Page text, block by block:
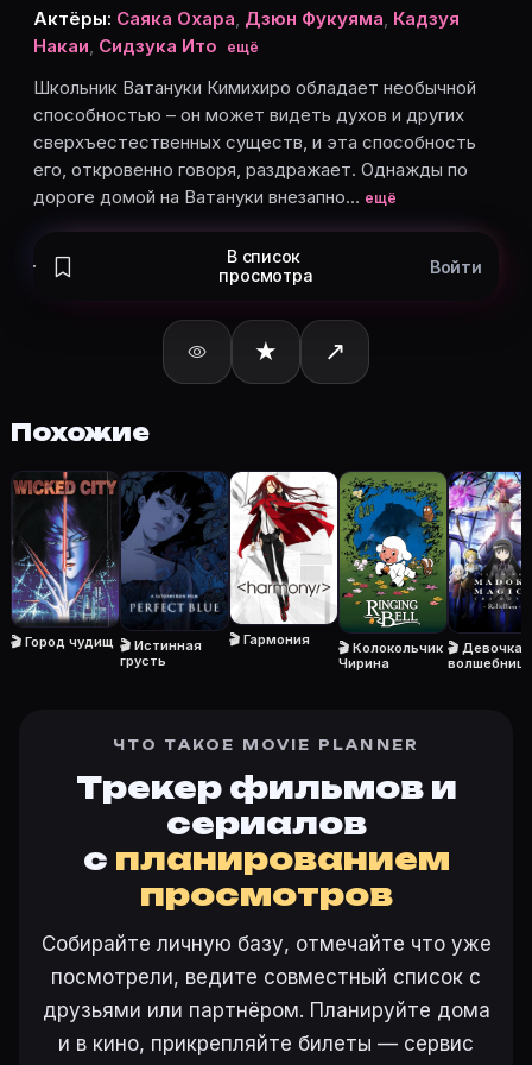
Naomi Kusumi — озвучка
Такуро Китагава
— озвучка
Даисукэ Хиракава — озвучка
Карточки актёров с ролями — на Movie Planner.
О чём фильм «Триплексоголик: Сон в летнюю ночь»
Какой рейтинг у «Триплексоголик: Сон в летнюю
Рейтинг Кинопоиска ★ 7.6 — на странице
Как отслеживать «Триплексоголик: Сон в летнюю
Откройте карточку «Триплексоголик: Сон в
Режиссёр — Цутому Мидзусима. В фильме
Как добавить «Триплексоголик: Сон в летнюю
Откройте «Триплексоголик: Сон в летнюю ночь
Ещё на Movie Planner
Войти в кабинет— сохранить «Триплексоголик:
Актёры: Саяка Охара, Дзюн Фукуяма, Кадзуя
Накаи, Сидзука Ито ещё
Школьник Ватануки Кимихиро обладает необычной
способностью – он может видеть духов и других
сверхъестественных существ, и эта способность
его, откровенно говоря, раздражает. Однажды по
дороге домой на Ватануки внезапно… ещё
В список
просмотра
Войти
★ ↗
Похожие
🎬 Город чудищ 🎬 Истинная
грусть
🎬 Гармония
🎬 Колокольчик
Чирина
🎬 Девочка-
ЧТО ТАКОЕ MOVIE PLANNER
Трекер фильмов и
сериалов
с планированием
просмотров
Собирайте личную базу, отмечайте что уже
посмотрели, ведите совместный список с
друзьями или партнёром. Планируйте дома
и в кино, прикрепляйте билеты — сервис